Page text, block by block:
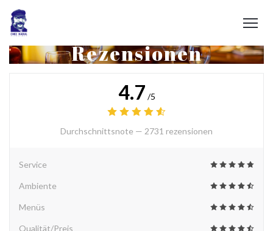
Rezensionen
4.7 /5
Durchschnittsnote — 2731 rezensionen
Service
Ambiente
Menüs
Qualität/Preis